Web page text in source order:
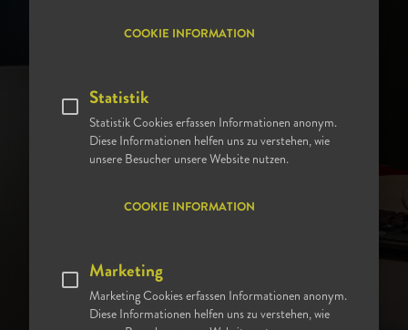
der verschiedenen Fachbereiche und den Ambulanzen.
Das FSJ beginnt am 1. September jeden Jahres und
dauert in der Regel 6 - 18 Monate. Generell besteht die
Möglichkeit, dein FSJ auch zu einem anderen Zeitpunkt
zu beginnen. Auch die Dauer bestimmst du mit.
eingebunden. So erhältst du ein Taschengeld, bist
Deine Fragen zu einem FSJ beantworten wir gern per
COOKIE INFORMATION
Statistik
Statistik Cookies erfassen Informationen anonym.
Diese Informationen helfen uns zu verstehen, wie
unsere Besucher unsere Website nutzen.
COOKIE INFORMATION
Marketing
Marketing Cookies erfassen Informationen anonym.
Diese Informationen helfen uns zu verstehen, wie